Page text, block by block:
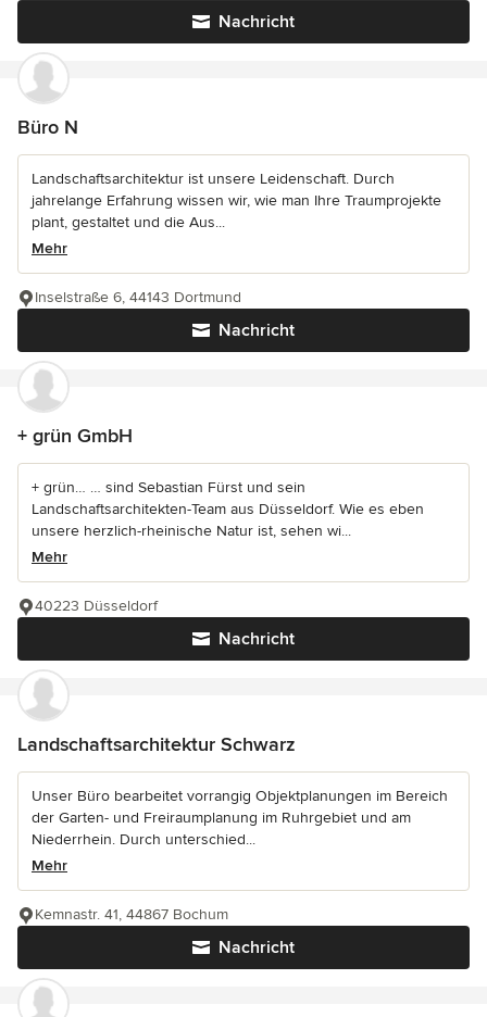
Nachricht
Büro N
Landschaftsarchitektur ist unsere Leidenschaft. Durch
jahrelange Erfahrung wissen wir, wie man Ihre Traumprojekte
plant, gestaltet und die Aus...
Mehr
Nachricht
Inselstraße 6, 44143 Dortmund
+ grün GmbH
+ grün… … sind Sebastian Fürst und sein
Landschaftsarchitekten-Team aus Düsseldorf. Wie es eben
unsere herzlich-rheinische Natur ist, sehen wi...
Mehr
Nachricht
40223 Düsseldorf
Landschaftsarchitektur Schwarz
Unser Büro bearbeitet vorrangig Objektplanungen im Bereich
der Garten- und Freiraumplanung im Ruhrgebiet und am
Niederrhein. Durch unterschied...
Mehr
Nachricht
Kemnastr. 41, 44867 Bochum